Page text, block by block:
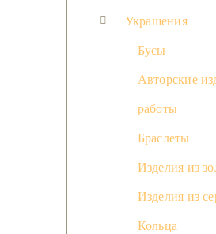
Украшения
Бусы
Авторские
работы
Браслеты
Изделия из
Изделия из
Кольца